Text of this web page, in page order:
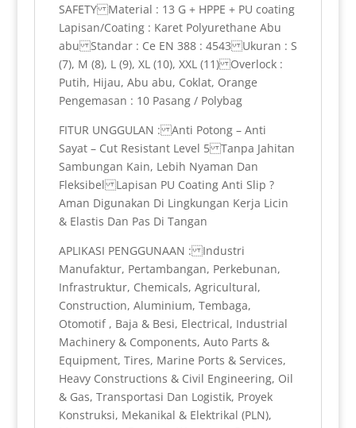
SAFETY Material : 13 G + HPPE + PU coating
Lapisan/Coating : Karet Polyurethane Abu
abu Standar : Ce EN 388 : 4543 Ukuran : S
(7), M (8), L (9), XL (10), XXL (11) Overlock :
Putih, Hijau, Abu abu, Coklat, Orange
Pengemasan : 10 Pasang / Polybag
FITUR UNGGULAN : Anti Potong – Anti
Sayat – Cut Resistant Level 5 Tanpa Jahitan
Sambungan Kain, Lebih Nyaman Dan
Fleksibel Lapisan PU Coating Anti Slip ?
Aman Digunakan Di Lingkungan Kerja Licin
& Elastis Dan Pas Di Tangan
APLIKASI PENGGUNAAN : Industri
Manufaktur, Pertambangan, Perkebunan,
Infrastruktur, Chemicals, Agricultural,
Construction, Aluminium, Tembaga,
Otomotif , Baja & Besi, Electrical, Industrial
Machinery & Components, Auto Parts &
Equipment, Tires, Marine Ports & Services,
Heavy Constructions & Civil Engineering, Oil
& Gas, Transportasi Dan Logistik, Proyek
Konstruksi, Mekanikal & Elektrikal (PLN),